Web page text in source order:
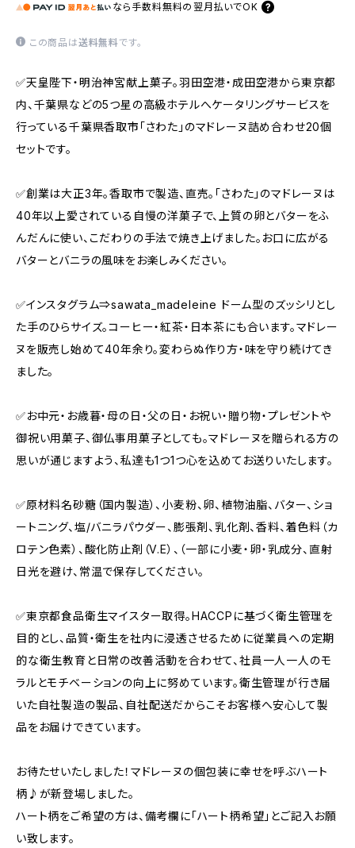
なら 手数料無料の 翌月払いでOK
この商品は送料無料です。
✅天皇陛下・明治神宮献上菓子。羽田空港・成田空港から東京都
内、千葉県などの5つ星の高級ホテルへケータリングサービスを
行っている千葉県香取市「さわた」のマドレーヌ詰め合わせ20個
セットです。
✅創業は大正3年。香取市で製造、直売。「さわた」のマドレーヌは
40年以上愛されている自慢の洋菓子で、上質の卵とバターをふ
んだんに使い、こだわりの手法で焼き上げました。お口に広がる
バターとバニラの風味をお楽しみください。
✅インスタグラム⇒sawata_madeleine ドーム型のズッシリとし
た手のひらサイズ。コーヒー・紅茶・日本茶にも合います。マドレー
ヌを販売し始めて40年余り。変わらぬ作り方・味を守り続けてき
ました。
✅お中元・お歳暮・母の日・父の日・お祝い・贈り物・プレゼントや
御祝い用菓子、御仏事用菓子としても。マドレーヌを贈られる方の
思いが通じますよう、私達も1つ1つ心を込めてお送りいたします。
✅原材料名砂糖（国内製造）、小麦粉、卵、植物油脂、バター、ショ
ートニング、塩/バニラパウダー、膨張剤、乳化剤、香料、着色料（カ
ロテン色素）、酸化防止剤（V.E）、（一部に小麦・卵・乳成分、直射
日光を避け、常温で保存してください。
✅東京都食品衛生マイスター取得。HACCPに基づく衛生管理を
目的とし、品質・衛生を社内に浸透させるために従業員への定期
的な衛生教育と日常の改善活動を合わせて、社員一人一人のモ
ラルとモチベーションの向上に努めています。衛生管理が行き届
いた自社製造の製品、自社配送だからこそお客様へ安心して製
品をお届けできています。
お待たせいたしました！マドレーヌの個包装に幸せを呼ぶハート
柄♪が新登場しました。
ハート柄をご希望の方は、備考欄に「ハート柄希望」とご記入お願
い致します。